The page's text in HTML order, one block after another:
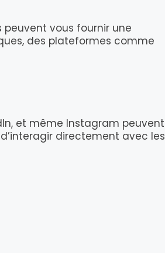
peuvent vous fournir une
des plateformes comme
et même Instagram peuvent
directement avec les